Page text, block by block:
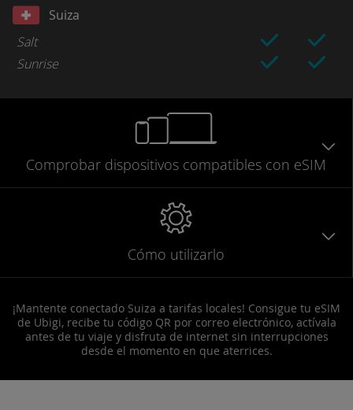
Suiza
Salt
Sunrise
Comprobar dispositivos compatibles con eSIM
Cómo utilizarlo
¡Mantente conectado Suiza a tarifas locales! Consigue tu eSIM
de Ubigi, recibe tu código QR por correo electrónico, actívala
antes de tu viaje y disfruta de internet sin interrupciones
desde el momento en que aterrices.